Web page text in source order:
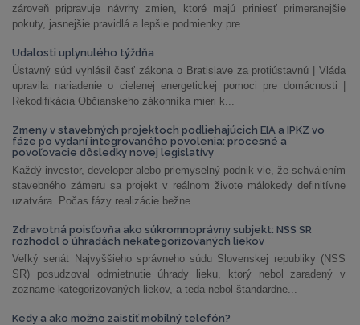
zároveň pripravuje návrhy zmien, ktoré majú priniesť primeranejšie
pokuty, jasnejšie pravidlá a lepšie podmienky pre...
Udalosti uplynulého týždňa
Ústavný súd vyhlásil časť zákona o Bratislave za protiústavnú | Vláda
upravila nariadenie o cielenej energetickej pomoci pre domácnosti |
Rekodifikácia Občianskeho zákonníka mieri k...
Zmeny v stavebných projektoch podliehajúcich EIA a IPKZ vo
fáze po vydaní integrovaného povolenia: procesné a
povoľovacie dôsledky novej legislatívy
Každý investor, developer alebo priemyselný podnik vie, že schválením
stavebného zámeru sa projekt v reálnom živote málokedy definitívne
uzatvára. Počas fázy realizácie bežne...
Zdravotná poisťovňa ako súkromnoprávny subjekt: NSS SR
rozhodol o úhradách nekategorizovaných liekov
Veľký senát Najvyššieho správneho súdu Slovenskej republiky (NSS
SR) posudzoval odmietnutie úhrady lieku, ktorý nebol zaradený v
zozname kategorizovaných liekov, a teda nebol štandardne...
Kedy a ako možno zaistiť mobilný telefón?